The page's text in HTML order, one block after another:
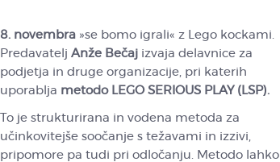
8. novembra »se bomo igrali« z Lego kockami.
Predavatelj Anže Bečaj izvaja delavnice za
podjetja in druge organizacije, pri katerih
uporablja metodo LEGO SERIOUS PLAY (LSP).
To je strukturirana in vodena metoda za
učinkovitejše soočanje s težavami in izzivi,
pripomore pa tudi pri odločanju. Metodo lahko